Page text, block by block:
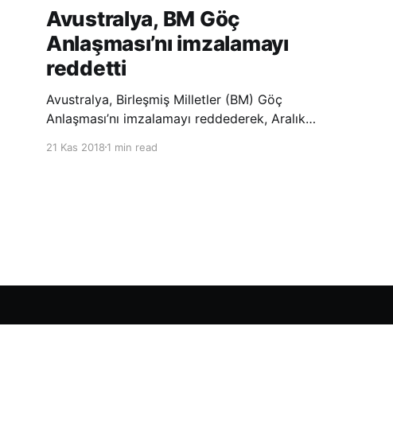
Avustralya, BM Göç
Anlaşması’nı imzalamayı
reddetti
Avustralya, Birleşmiş Milletler (BM) Göç
Anlaşması’nı imzalamayı reddederek, Aralık
konferansta BM üyesi ülkeler tarafından
21 Kas 20181 min read